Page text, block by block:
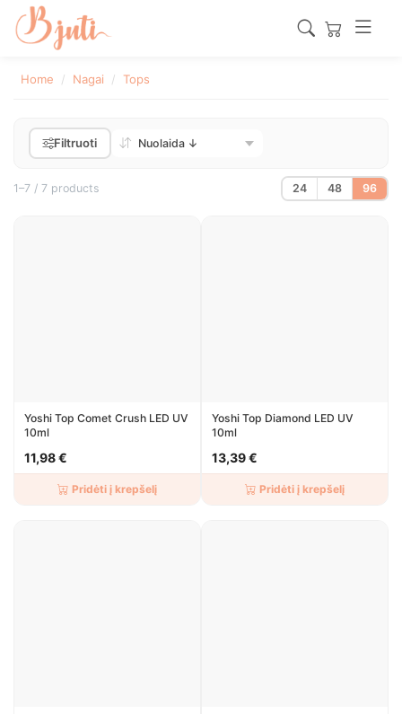
Home Nagai Tops
Filtruoti
1–7 / 7 products 24 48 96
Yoshi Top Comet Crush LED UV
10ml
11,98 €
Pridėti į krepšelį
Yoshi Top Diamond LED UV
10ml
13,39 €
Pridėti į krepšelį